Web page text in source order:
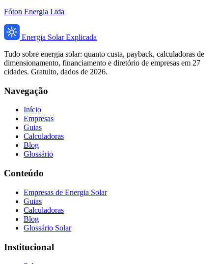
Fóton Energia Ltda
Energia Solar Explicada
Tudo sobre energia solar: quanto custa, payback, calculadoras de
dimensionamento, financiamento e diretório de empresas em 27
cidades. Gratuito, dados de 2026.
Navegação
Início
Empresas
Guias
Calculadoras
Blog
Glossário
Conteúdo
Empresas de Energia Solar
Guias
Calculadoras
Blog
Glossário Solar
Institucional